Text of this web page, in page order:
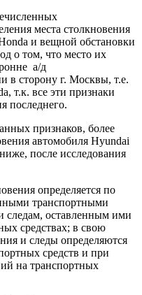
места столкновения
и вещной обстановки
о том, что место их
а/д
в сторону г. Москвы, т.е.
т.к. все эти признаки
последнего.
признаков, более
автомобиля Hyundai
после исследования
определяется по
транспортными
следам, оставленным ими
средствах; в свою
и следы определяются
средств и при
на транспортных